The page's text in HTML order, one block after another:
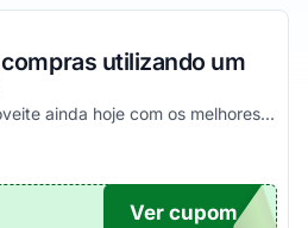
utilizando um
Aplique o voucher e aproveite ainda hoje com os melhores descontos!
OM35
Ver cupom